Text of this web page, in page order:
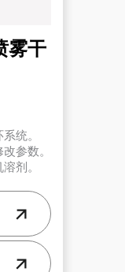
雾干
统。
参数。
剂。